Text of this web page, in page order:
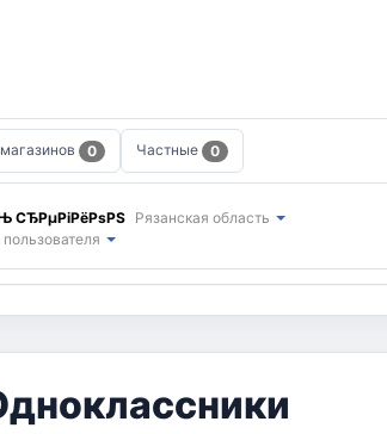
0 Частные 0
СЂРµРіРёРѕРЅ Рязанская область